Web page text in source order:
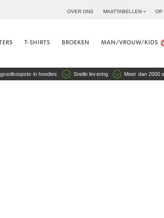
OVER ONS MAATTABELLEN OP
T-SHIRTS BROEKEN MAN/VROUW/KIDS
in hoodies Snelle levering Meer dan 2000